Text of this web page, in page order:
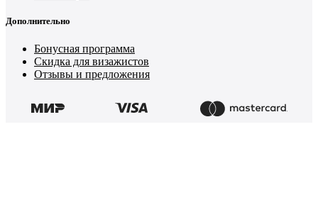
Дополнительно
Бонусная программа
Скидка для визажистов
Отзывы и предложения